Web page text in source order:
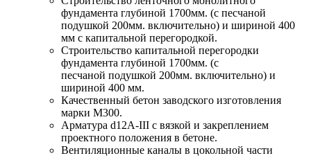
фундамента глубиной 1700мм. (с песчаной
подушкой 200мм. включительно) и шириной 400
мм с капитальной перегородкой.
Строительство капитальной перегородки
фундамента глубиной 1700мм. (с
песчаной подушкой 200мм. включительно) и
шириной 400 мм.
Качественный бетон заводского изготовления
марки M300.
Арматура d12А-III с вязкой и закреплением
проектного положения в бетоне.
Вентиляционные каналы в цокольной части